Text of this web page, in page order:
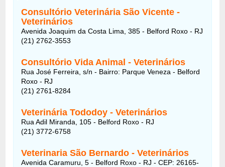
Consultório Veterinária São Vicente -
Veterinários
Avenida Joaquim da Costa Lima, 385 - Belford Roxo - RJ
(21) 2762-3553
Consultório Vida Animal - Veterinários
Rua José Ferreira, s/n - Bairro: Parque Veneza - Belford
Roxo - RJ
(21) 2761-8284
Veterinária Tododoy - Veterinários
Rua Adil Miranda, 105 - Belford Roxo - RJ
(21) 3772-6758
Veterinaria São Bernardo - Veterinários
Avenida Caramuru, 5 - Belford Roxo - RJ - CEP: 26165-